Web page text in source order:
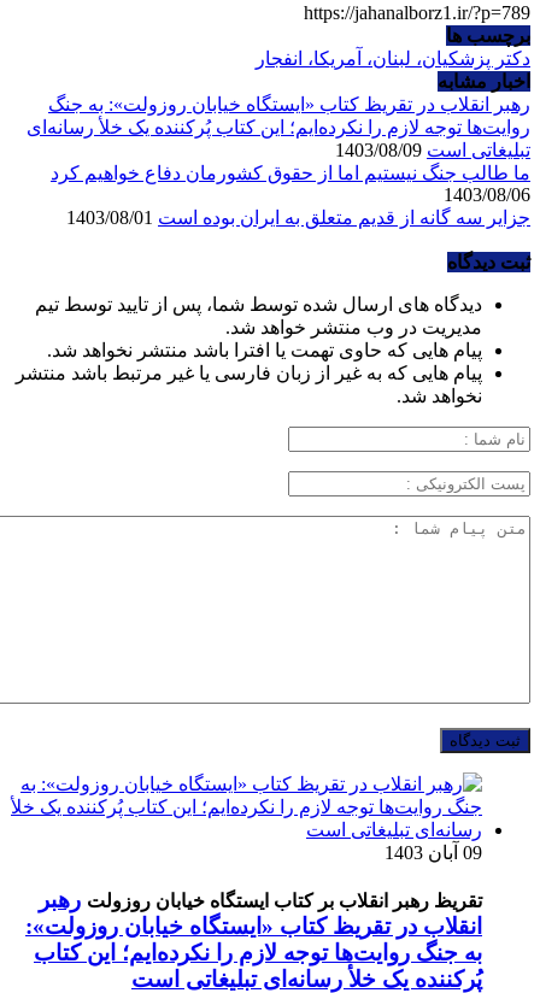
https://jahanalborz1.ir/?p=789
برچسب ها
دکتر پزشکیان، لبنان، آمریکا، انفجار
اخبار مشابه
رهبر انقلاب در تقریظ کتاب «ایستگاه خیابان روزولت»: به جنگ
روایت‌ها توجه لازم را نکرده‌ایم؛ این کتاب پُرکننده‌ یک خلأ رسانه‌ای
تبلیغاتی است
ما طالب جنگ نیستیم اما از حقوق کشورمان دفاع خواهیم کرد
1403/08/06
جزایر سه گانه از قدیم متعلق به ایران بوده است
ثبت دیدگاه
دیدگاه های ارسال شده توسط شما، پس از تایید توسط تیم
مدیریت در وب منتشر خواهد شد.
پیام هایی که حاوی تهمت یا افترا باشد منتشر نخواهد شد.
پیام هایی که به غیر از زبان فارسی یا غیر مرتبط باشد منتشر
نخواهد شد.
09 آبان 1403
تقریظ رهبر انقلاب بر کتاب ایستگاه خیابان روزولت رهبر
انقلاب در تقریظ کتاب «ایستگاه خیابان روزولت»:
به جنگ روایت‌ها توجه لازم را نکرده‌ایم؛ این کتاب
پُرکننده‌ یک خلأ رسانه‌ای تبلیغاتی است